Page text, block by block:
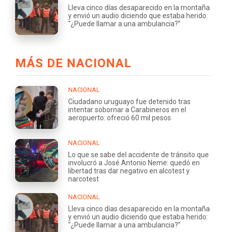
Lleva cinco días desaparecido en la montaña
y envió un audio diciendo que estaba herido:
“¿Puede llamar a una ambulancia?”
MÁS DE NACIONAL
NACIONAL
Ciudadano uruguayo fue detenido tras
intentar sobornar a Carabineros en el
aeropuerto: ofreció 60 mil pesos
NACIONAL
Lo que se sabe del accidente de tránsito que
involucró a José Antonio Neme: quedó en
libertad tras dar negativo en alcotest y
narcotest
NACIONAL
Lleva cinco días desaparecido en la montaña
y envió un audio diciendo que estaba herido:
“¿Puede llamar a una ambulancia?”